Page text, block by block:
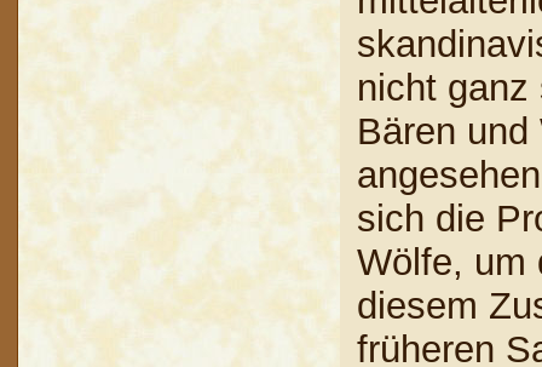
nicht ganz
Bären
sich die
Wölfe, um
diesem
früheren